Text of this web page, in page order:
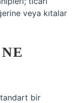
veya kıtalar
bir